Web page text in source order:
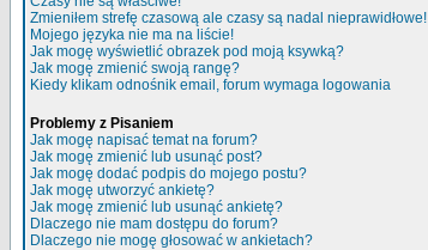
Zmieniłem strefę czasową ale czasy są nadal nieprawidłowe!
Mojego języka nie ma na liście!
Jak mogę wyświetlić obrazek pod moją ksywką?
Jak mogę zmienić swoją rangę?
Kiedy klikam odnośnik email, forum wymaga logowania
Problemy z Pisaniem
Jak mogę napisać temat na forum?
Jak mogę zmienić lub usunąć post?
Jak mogę dodać podpis do mojego postu?
Jak mogę utworzyć ankietę?
Jak mogę zmienić lub usunąć ankietę?
Dlaczego nie mam dostępu do forum?
Dlaczego nie mogę głosować w ankietach?